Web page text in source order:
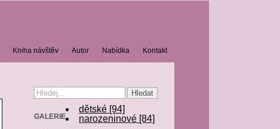
GALERIE
dětské [94]
narozeninové [84]
Kontakt
Nabídka
Autor
Kniha návštěv